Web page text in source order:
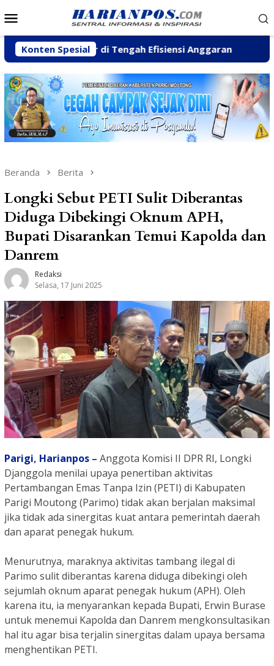
ke
Mobile
Konten Spesial
Pesisir di Tengah Efisiensi Anggaran Fhatia Serap
Beranda Berita
Longki Sebut PETI Sulit Diberantas
Diduga Dibekingi Oknum APH,
Bupati Disarankan Temui Kapolda dan
Danrem
Redaksi
Selasa, 17 Juni 2025
Parigi, Harianpos – Anggota Komisi II DPR RI, Longki
Djanggola menilai upaya penertiban aktivitas
Pertambangan Emas Tanpa Izin (PETI) di Kabupaten
Parigi Moutong (Parimo) tidak akan berjalan maksimal
jika tidak ada sinergitas kuat antara pemerintah daerah
dan aparat penegak hukum.
Menurutnya, maraknya aktivitas tambang ilegal di
Parimo sulit diberantas karena diduga dibekingi oleh
sejumlah oknum aparat penegak hukum (APH). Oleh
karena itu, ia menyarankan kepada Bupati, Erwin Burase
untuk menemui Kapolda dan Danrem mengkonsultasikan
hal itu agar bisa terjalin sinergitas dalam upaya bersama
menghentikan PETI.